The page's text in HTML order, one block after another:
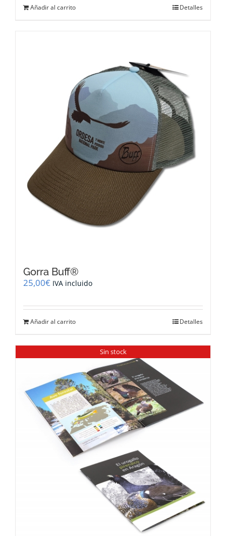
Añadir al carrito Detalles
Gorra Buff®
25,00€ IVA incluido
Añadir al carrito Detalles
Sin stock